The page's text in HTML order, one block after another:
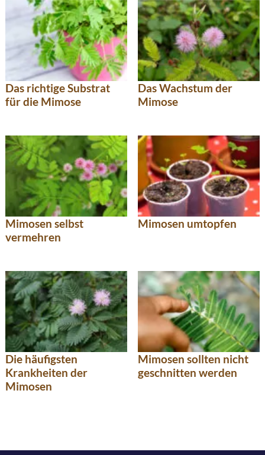
Das richtige Substrat
für die Mimose
Das Wachstum der
Mimose
Mimosen selbst
vermehren
Mimosen umtopfen
Die häufigsten
Krankheiten der
Mimosen
Mimosen sollten nicht
geschnitten werden